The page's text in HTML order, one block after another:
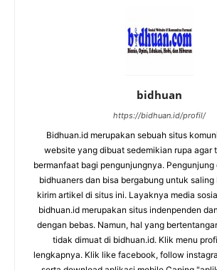
bidhuan
https://bidhuan.id/profil/
Bidhuan.id merupakan sebuah situs
website yang dibuat sedemikian rupa agar
bermanfaat bagi pengunjungnya. Pengunjung
bidhuaners dan bisa bergabung untuk
kirim artikel di situs ini. Layaknya media
bidhuan.id merupakan situs indenpenden
dengan bebas. Namun, hal yang
tidak dimuat di bidhuan.id. Klik menu
lengkapnya. Klik like facebook, follow